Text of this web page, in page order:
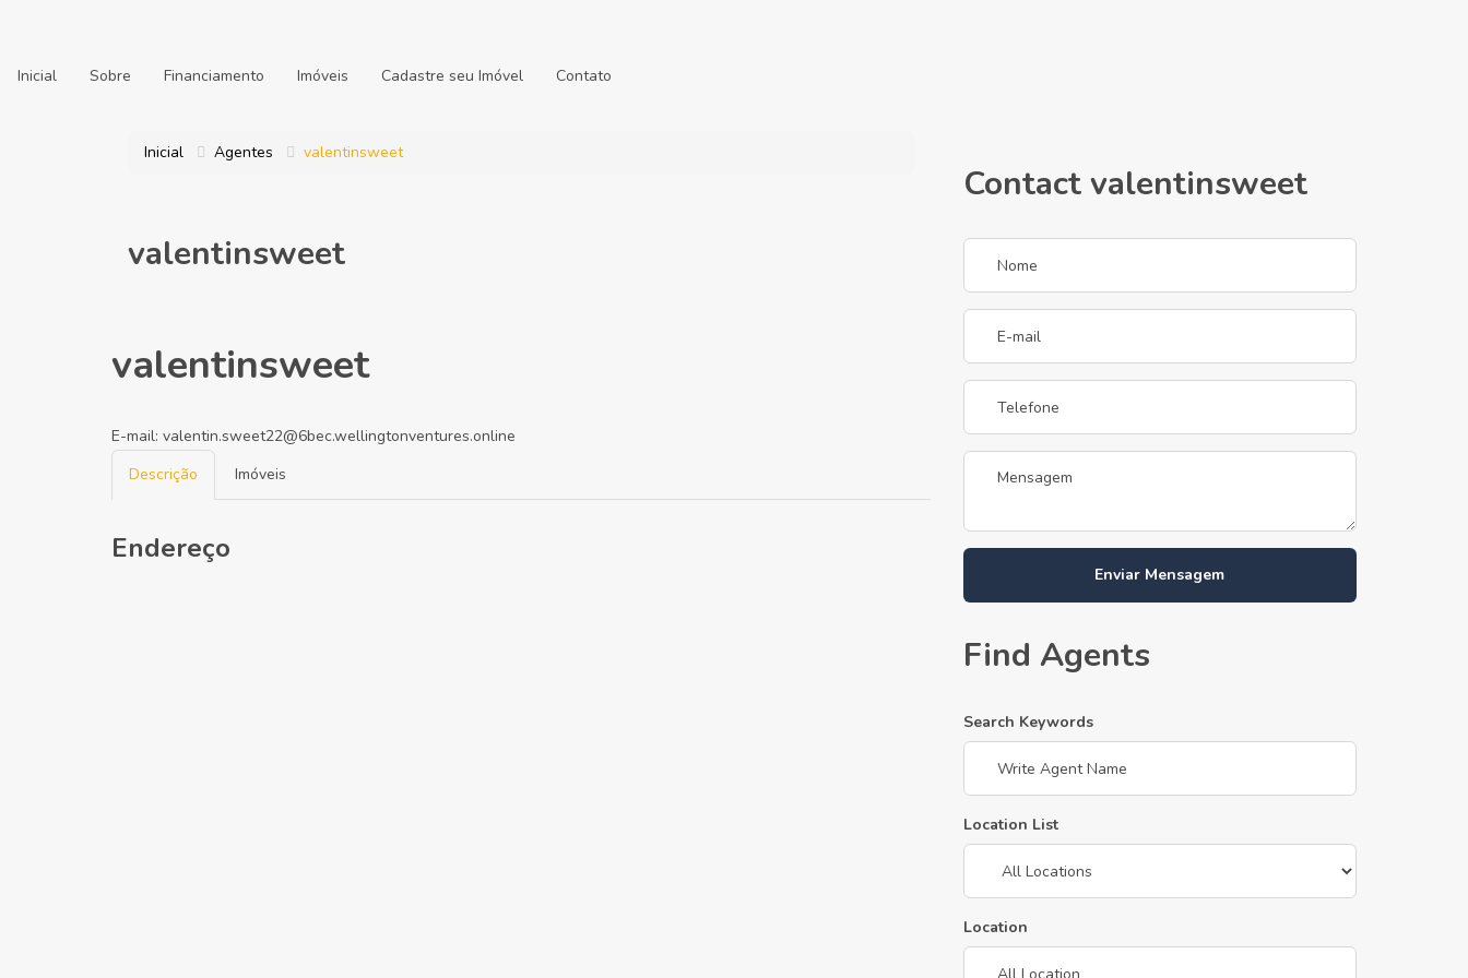
Inicial Sobre Financiamento Imóveis Cadastre seu Imóvel Contato
Inicial Agentes valentinsweet
valentinsweet
valentinsweet
E-mail: valentin.sweet22@6bec.wellingtonventures.online
Descrição
Imóveis
Endereço
Contact valentinsweet
Enviar Mensagem
Find Agents
Search Keywords
Location List
Location